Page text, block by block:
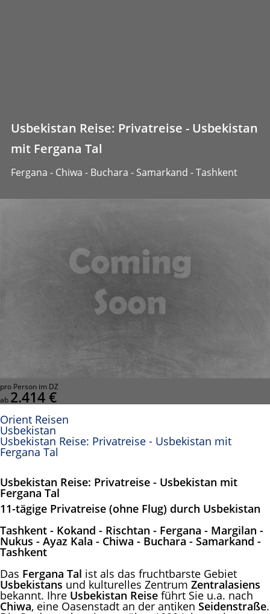
Usbekistan Reise: Privatreise - Usbekistan
mit Fergana Tal
Fergana - Chiwa - Buchara - Samarkand - Tashkent
pro Person im DZ
ab 2.414 €
Orient Reisen
Usbekistan
Usbekistan Reise: Privatreise - Usbekistan mit
Fergana Tal
Usbekistan Reise: Privatreise - Usbekistan mit
Fergana Tal
11-tägige Privatreise (ohne Flug) durch Usbekistan
Tashkent - Kokand - Rischtan - Fergana - Margilan -
Nukus - Ayaz Kala - Chiwa - Buchara - Samarkand -
Tashkent
Das Fergana Tal ist als das fruchtbarste Gebiet
Usbekistans und kulturelles Zentrum Zentralasiens
bekannt. Ihre Usbekistan Reise führt Sie u.a. nach
Chiwa, eine Oasenstadt an der antiken Seidenstraße.